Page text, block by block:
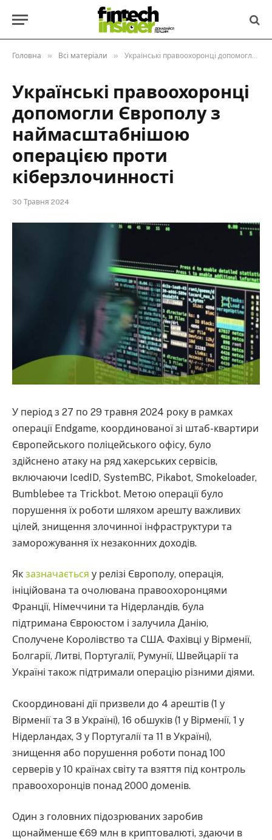
Головна » Всі матеріали » Українські правоохоронці допомогли Європолу з наймасштабнішою операцією проти кіберзлочинності
Українські правоохоронці
допомогли Європолу з
наймасштабнішою
операцією проти
кіберзлочинності
30 Травня 2024
У період з 27 по 29 травня 2024 року в рамках
операції Endgame, координованої зі штаб-квартири
Європейського поліцейського офісу, було
здійснено атаку на ряд хакерських сервісів,
включаючи IcedID, SystemBC, Pikabot, Smokeloader,
Bumblebee та Trickbot. Метою операції було
порушення їх роботи шляхом арешту важливих
цілей, знищення злочинної інфраструктури та
заморожування їх незаконних доходів.
Як зазначається у релізі Європолу, операція,
ініційована та очолювана правоохоронцями
Франції, Німеччини та Нідерландів, була
підтримана Євроюстом і залучила Данію,
Сполучене Королівство та США. Фахівці у Вірменії,
Болгарії, Литві, Португалії, Румунії, Швейцарії та
Україні також підтримали операцію різними діями.
Скоординовані дії призвели до 4 арештів (1 у
Вірменії та 3 в Україні), 16 обшуків (1 у Вірменії, 1 у
Нідерландах, 3 у Португалії та 11 в Україні),
знищення або порушення роботи понад 100
серверів у 10 країнах світу та взяття під контроль
правоохоронців понад 2000 доменів.
Один з головних підозрюваних заробив
щонайменше €69 млн в криптовалюті, здаючи в